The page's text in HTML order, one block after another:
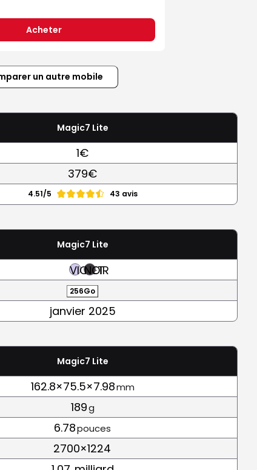
Acheter
un autre mobile
Magic7 Lite
1€
379€
4.51/5 43 avis
Magic7 Lite
VIOLET
NOIR
256Go
janvier 2025
Magic7 Lite
162.8×75.5×7.98mm
189g
6.78pouces
2700×1224